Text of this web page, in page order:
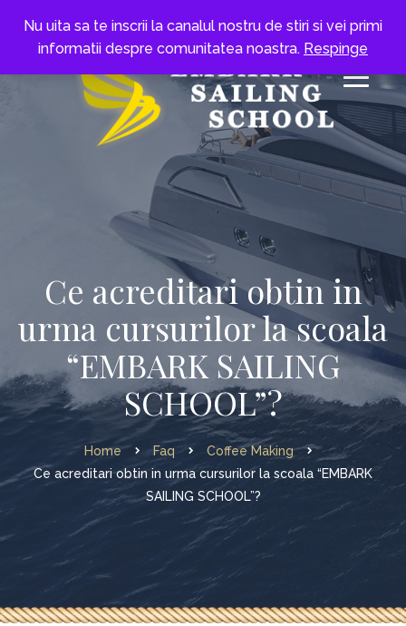
Ce acreditari obtin in
urma cursurilor la scoala
“EMBARK SAILING
SCHOOL”?
Home Faq
Coffee Making
Ce acreditari obtin in urma cursurilor la scoala “EMBARK
SAILING SCHOOL”?
Nu uita sa te inscrii la canalul nostru de stiri si vei primi
informatii despre comunitatea noastra. Respinge